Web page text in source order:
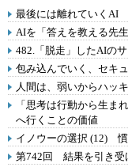
最後には離れていくAI
AIを「答えを教える先
482.「脱走」したAIの
包み込んでいく、セキ
人間は、弱いからハッ
「思考は行動から生ま
へ行くことの価値
イノウーの選択 (12)
第742回 結果を引き受